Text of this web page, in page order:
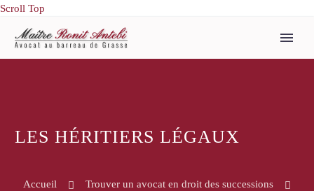
Scroll Top
LES HÉRITIERS LÉGAUX
Accueil
Trouver un avocat en droit des successions